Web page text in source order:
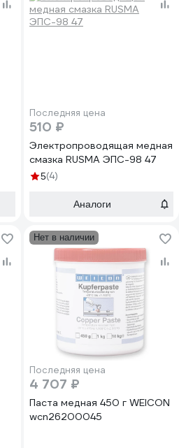
Последняя цена
510 ₽
Электропроводящая медная
смазка RUSMA ЭПС-98 47
5(4)
Аналоги
Нет в наличии
Последняя цена
4 707 ₽
Паста медная 450 г WEICON
wcn26200045